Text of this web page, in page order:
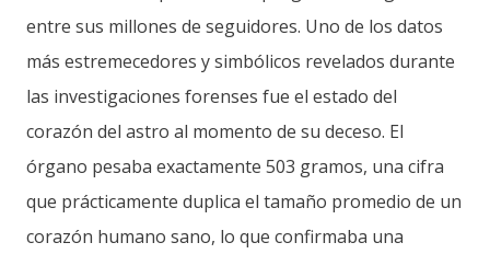
entre sus millones de seguidores. Uno de los datos
más estremecedores y simbólicos revelados durante
las investigaciones forenses fue el estado del
corazón del astro al momento de su deceso. El
órgano pesaba exactamente 503 gramos, una cifra
que prácticamente duplica el tamaño promedio de un
corazón humano sano, lo que confirmaba una